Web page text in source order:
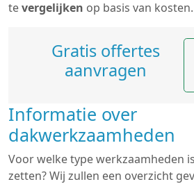
tevergelijken op basis van kosten.
Gratis offertes
aanvragen
Informatie over
dakwerkzaamheden
Voor welke type werkzaamheden
zetten? Wij zullen een overzicht